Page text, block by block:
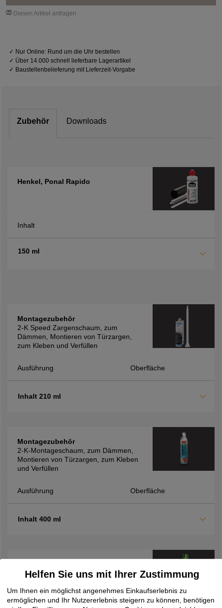
Diesen Artikel anfragen
✓ Nur Online: Rund um die Uhr bestellen
✓ Über 14.000 schnell lieferbare Lagerartikel
✓ Baustellenbelieferung mit Lieferzeit-Vorgabe
Zubehör Downloads
Henkel, Ponal Rapido
Inhalt
150 ml
Montagezubehör
2-K Speed Zargenschaum, zum
Dämmen, Montieren von Türzargen,
zum Kleben und Verfüllen
Ausführung Oberfläche
Inhalt 210 ml
Montagezubehör
2-K-Montageschaum, zum Dämmen,
Montieren von Türzargen, zum Kleben
und Verfüllen
Ausführung Oberfläche
Inhalt 400 ml
2K-Montageschaum FM710, zur
Dämmung und Isolierung, schnelle
Verarbeitung durch kurze
Helfen Sie uns mit Ihrer Zustimmung
Um Ihnen ein möglichst angenehmes Einkaufserlebnis zu
ermöglichen und Ihr Nutzererlebnis steigern zu können, benötigen